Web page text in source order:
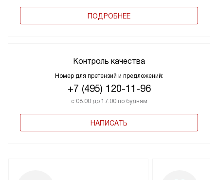
ПОДРОБНЕЕ
Контроль качества
Номер для претензий и предложений:
+7 (495) 120-11-96
с 08:00 до 17:00 по будням
НАПИСАТЬ